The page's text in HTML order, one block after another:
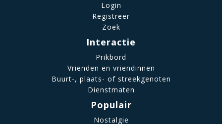
Login
Registreer
Zoek
Interactie
Prikbord
Vrienden en vriendinnen
Buurt-, plaats- of streekgenoten
Dienstmaten
Populair
Nostalgie